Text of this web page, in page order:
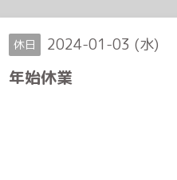
休日 2024-01-03 (水)
年始休業